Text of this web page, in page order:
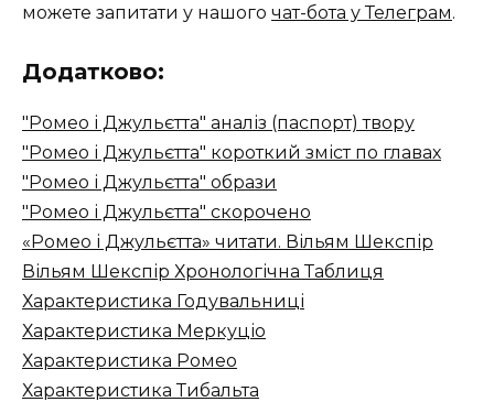
можете запитати у нашого чат-бота у Телеграм.
Додатково:
"Ромео і Джульєтта" аналіз (паспорт) твору
"Ромео і Джульєтта" короткий зміст по главах
"Ромео і Джульєтта" образи
"Ромео і Джульєтта" скорочено
«Ромео і Джульєтта» читати. Вільям Шекспір
Вільям Шекспір ​​Хронологічна Таблиця
Характеристика Годувальниці
Характеристика Меркуціо
Характеристика Ромео
Характеристика Тибальта